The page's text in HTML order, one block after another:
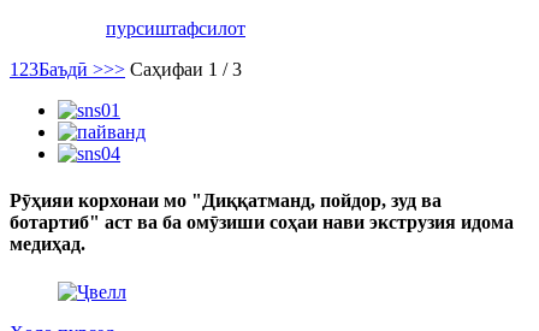
пурсиштафсилот
1 23Баъдӣ >>> Саҳифаи 1 / 3
Рӯҳияи корхонаи мо "Диққатманд, пойдор, зуд ва
ботартиб" аст ва ба омӯзиши соҳаи нави экструзия идома
медиҳад.